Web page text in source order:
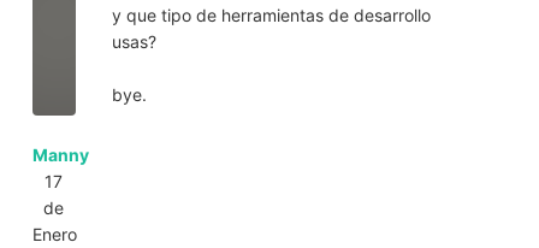
Manny
17
de
Enero
y que tipo de herramientas de desarrollo
usas?
bye.